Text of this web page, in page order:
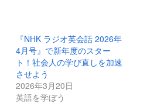
『NHK ラジオ英会話 2026年
4月号』で新年度のスター
ト！社会人の学び直しを加速
させよう
2026年3月20日
英語を学ぼう